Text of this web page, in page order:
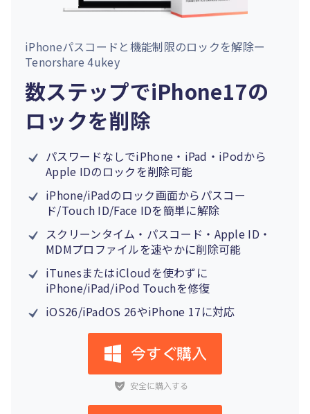
iPhoneパスコードと機能制限のロックを解除ー
Tenorshare 4ukey
数ステップでiPhone17の
ロックを削除
パスワードなしでiPhone・iPad・iPodから
Apple IDのロックを削除可能
iPhone/iPadのロック画面からパスコー
ド/Touch ID/Face IDを簡単に解除
スクリーンタイム ・ パスコード ・ Apple ID ・
MDMプロファイルを速やかに削除可能
iTunesまたはiCloudを使わずに
iPhone/iPad/iPod Touchを修復
iOS26/iPadOS 26やiPhone 17に対応